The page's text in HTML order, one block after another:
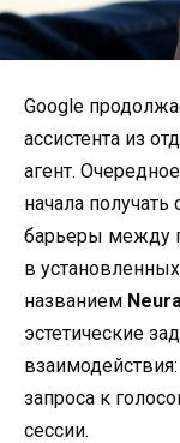
Google
ассистента из
агент.
начала получать
барьеры между
в
названием
эстетические
запроса к
сессии.